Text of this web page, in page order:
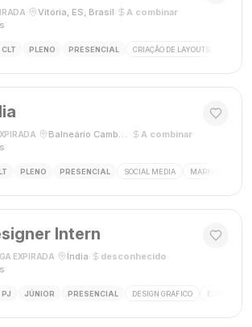
Vitória, ES, Brasil A combinar·
CLT PLENO PRESENCIAL CRIAÇÃO DE LAYOUTS
Balneário Camboriú, SC A combinar·
PLENO PRESENCIAL SOCIAL MEDIA MARKETING
Intern
EXPIRADA Índia desconhecido
PJ JÚNIOR PRESENCIAL DESIGN GRÁFICO ESTÁGIO